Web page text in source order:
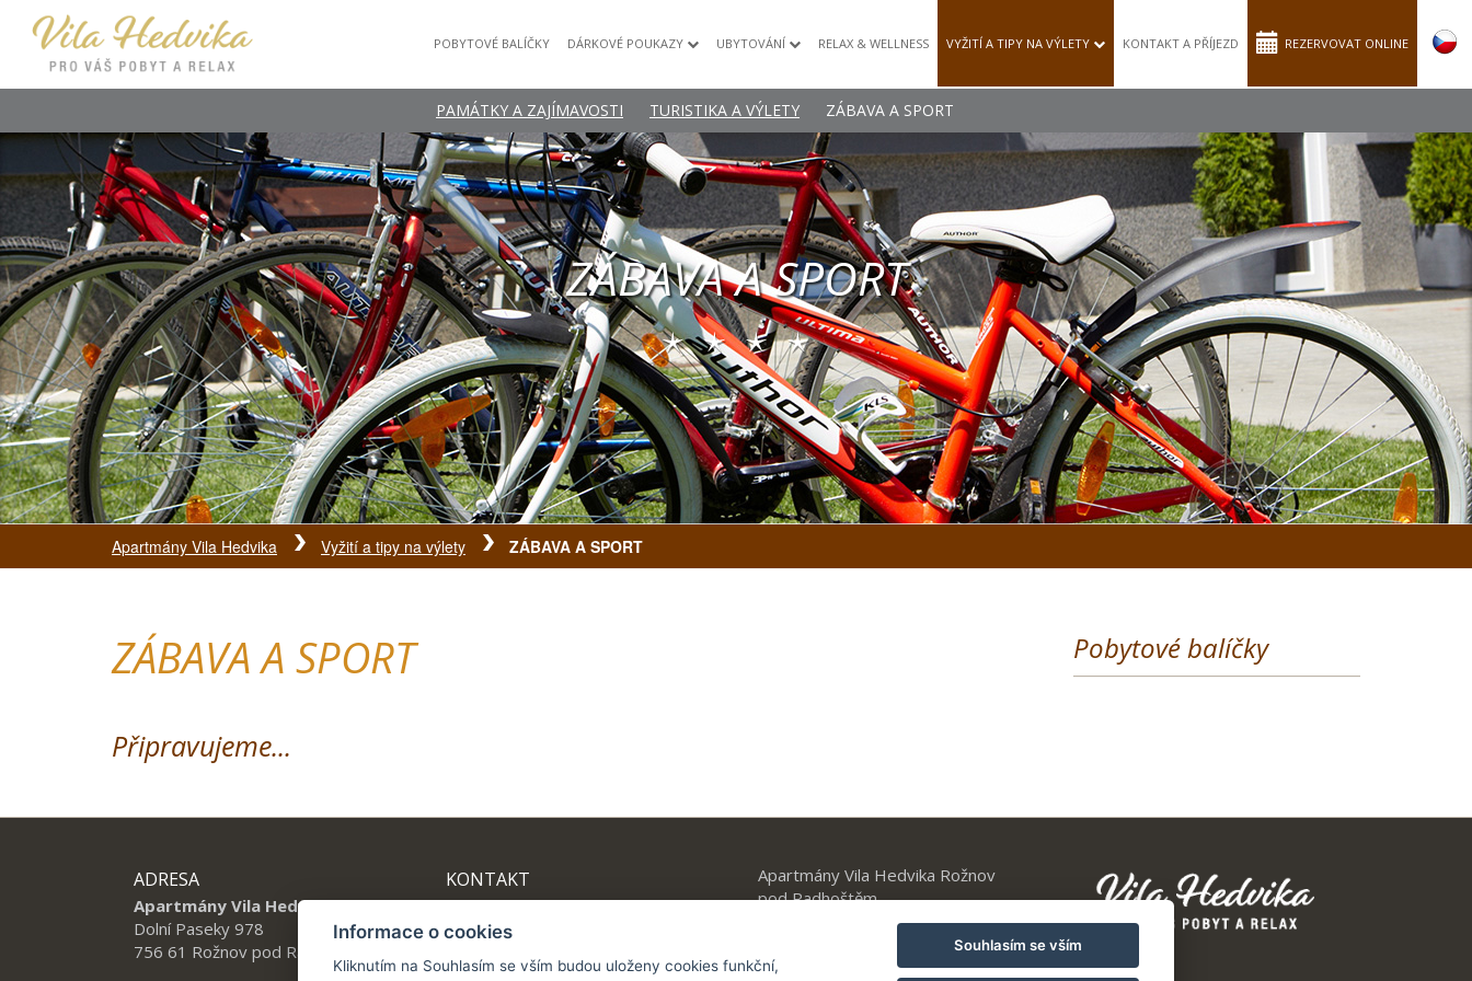
POBYTOVÉ BALÍČKY DÁRKOVÉ POUKAZY UBYTOVÁNÍ RELAX & WELLNESS VYŽITÍ A TIPY NA VÝLETY KONTAKT A PŘÍJEZD REZERVOVAT ONLINE
PAMÁTKY A ZAJÍMAVOSTI TURISTIKA A VÝLETY ZÁBAVA A SPORT
ZÁBAVA A SPORT
Apartmány Vila Hedvika Vyžití a tipy na výlety ZÁBAVA A SPORT
ZÁBAVA A SPORT
Připravujeme...
Pobytové balíčky
ADRESA
Apartmány Vila Hedvika
Dolní Paseky 978
756 61 Rožnov pod Radhoštěm 1
KONTAKT
Tel.: +420 777 912 014
vilahedvika@a21.cz
Apartmány Vila Hedvika Rožnov
pod Radhoštěm
Informace o cookies
Kliknutím na Souhlasím se vším budou uloženy cookies funkční,
Souhlasím se vším